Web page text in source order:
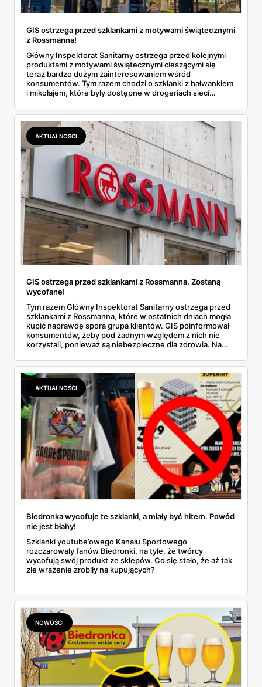
GIS ostrzega przed szklankami z motywami świątecznymi
z Rossmanna!
Główny Inspektorat Sanitarny ostrzega przed kolejnymi
produktami z motywami świątecznymi cieszącymi się
teraz bardzo dużym zainteresowaniem wśród
konsumentów. Tym razem chodzi o szklanki z bałwankiem
i mikołajem, które były dostępne w drogeriach sieci
zostały wykryte niebezpieczne dla zdrowia substancje.
Dowiedz się więcej.
AKTUALNOŚCI
GIS ostrzega przed szklankami z Rossmanna. Zostaną
wycofane!
Tym razem Główny Inspektorat Sanitarny ostrzega przed
szklankami z Rossmanna, które w ostatnich dniach mogła
kupić naprawdę spora grupa klientów. GIS poinformował
konsumentów, żeby pod żadnym względem z nich nie
korzystali, ponieważ są niebezpieczne dla zdrowia. Na
artykuł i dowiedz się wszystkich szczegółów.
AKTUALNOŚCI
Biedronka wycofuje te szklanki, a miały być hitem. Powód
nie jest błahy!
Szklanki youtube’owego Kanału Sportowego
rozczarowały fanów Biedronki, na tyle, że twórcy
wycofują swój produkt ze sklepów. Co się stało, że aż tak
złe wrażenie zrobiły na kupujących?
NOWOŚCI